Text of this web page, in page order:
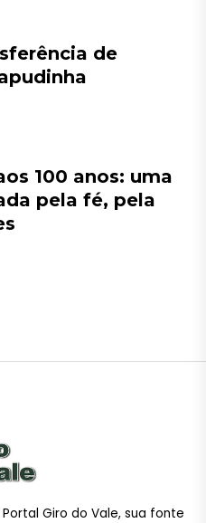
de
100 anos: uma
pela fé, pela
Giro do Vale, sua fonte